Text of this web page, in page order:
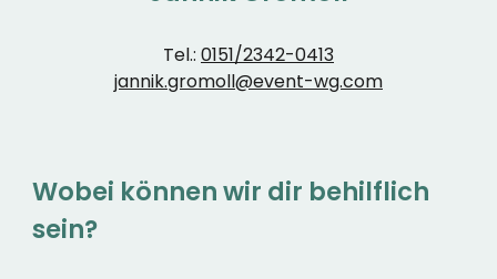
Tel.: 0151/2342-0413
jannik.gromoll@event-wg.com
Wobei können wir dir behilflich
sein?